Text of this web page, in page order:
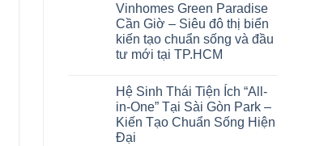
Vinhomes Green Paradise
Cần Giờ – Siêu đô thị biển
kiến tạo chuẩn sống và đầu
tư mới tại TP.HCM
Hệ Sinh Thái Tiện Ích “All-
in-One” Tại Sài Gòn Park –
Kiến Tạo Chuẩn Sống Hiện
Đại